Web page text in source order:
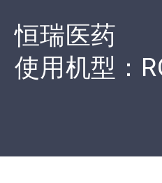
恒瑞医药
使用机型：